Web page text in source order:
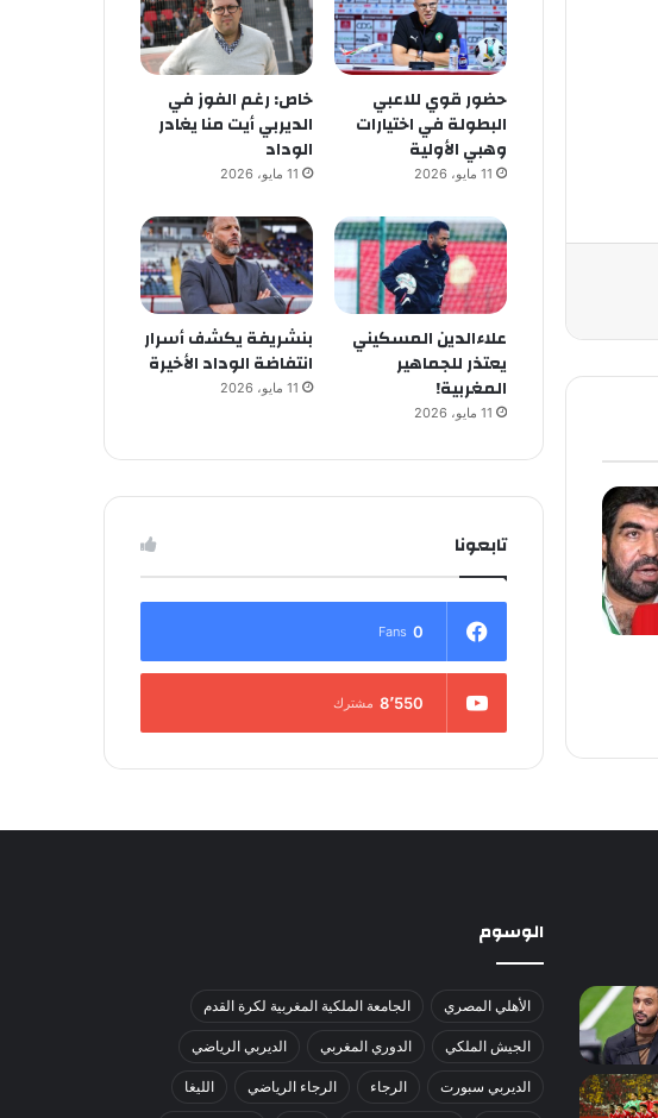
حضور قوي للاعبي
البطولة في اختيارات
وهبي الأولية
11 مايو، 2026
خاص: رغم الفوز في
الديربي أيت منا يغادر
الوداد
11 مايو، 2026
علاءالدين المسكيني
يعتذر للجماهير
المغربية!
11 مايو، 2026
بنشريفة يكشف أسرار
انتفاضة الوداد الأخيرة
11 مايو، 2026
تابعونا
0
Fans
8٬550 مشترك
الوسوم
الأهلي المصري الجامعة الملكية المغربية لكرة القدم
الجيش الملكي الدوري المغربي الديربي الرياضي
الديربي سبورت الرجاء الرجاء الرياضي الليغا